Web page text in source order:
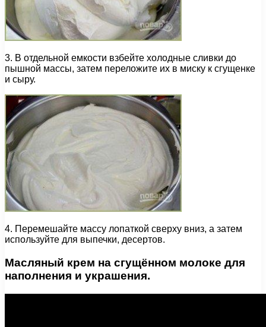
3. В отдельной емкости взбейте холодные сливки до
пышной массы, затем переложите их в миску к сгущенке
и сыру.
4. Перемешайте массу лопаткой сверху вниз, а затем
используйте для выпечки, десертов.
Масляный крем на сгущённом молоке для
наполнения и украшения.